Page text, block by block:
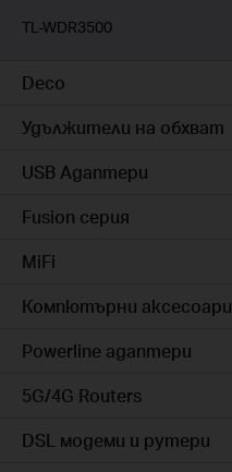
TL-WDR3500
Deco
Удължители на обхват
USB Адаптери
Fusion серия
MiFi
Компютърни аксесоари
Powerline адаптери
5G/4G Routers
DSL модеми и рутери